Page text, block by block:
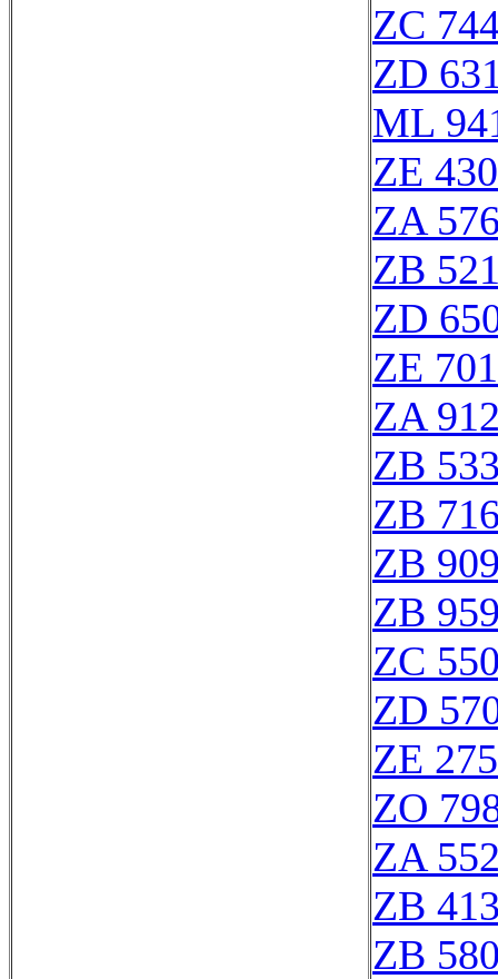
ZC
ZD
ML
ZE
ZA
ZB
ZD
ZE
ZA
ZB
ZB
ZB
ZB
ZC
ZD
ZE
ZO
ZA
ZB
ZB